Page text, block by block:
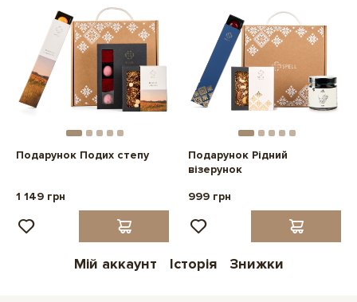
Подарунок Подих степу
1 149 грн
Подарунок Рідний
візерунок
999 грн
Мій аккаунт Історія Знижки